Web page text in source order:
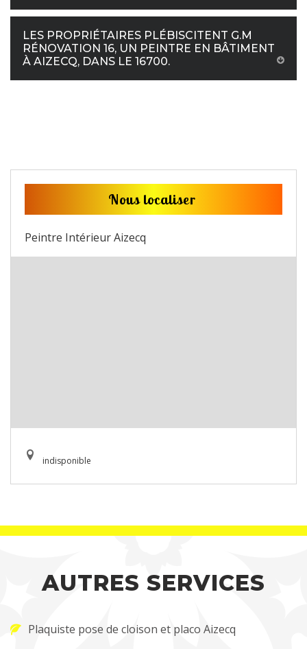
LES PROPRIÉTAIRES PLÉBISCITENT G.M
RÉNOVATION 16, UN PEINTRE EN BÂTIMENT
À AIZECQ, DANS LE 16700.
Nous localiser
Peintre Intérieur Aizecq
indisponible
AUTRES SERVICES
Plaquiste pose de cloison et placo Aizecq